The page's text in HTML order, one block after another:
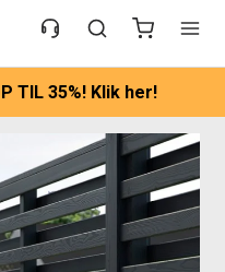
TIL 35%! Klik her!